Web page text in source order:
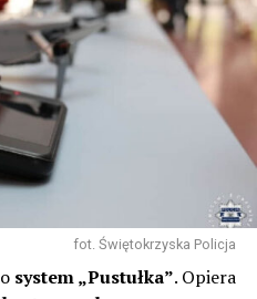
fot. Świętokrzyska Policja
system „Pustułka”. Opiera